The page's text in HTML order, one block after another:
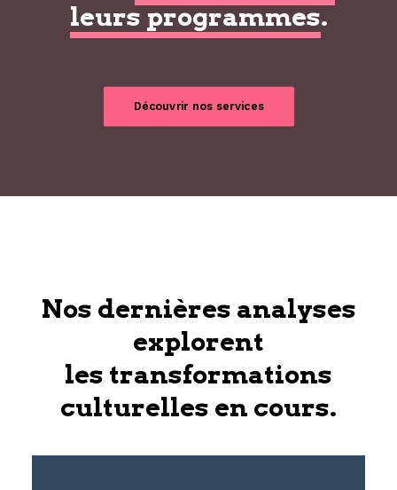
leurs programmes.
Découvrir nos services
Nos dernières analyses
explorent
les transformations
culturelles en cours.